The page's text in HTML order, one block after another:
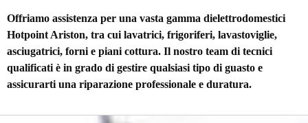
Offriamo assistenza per una vasta gamma dielettrodomestici
Hotpoint Ariston, tra cui lavatrici, frigoriferi, lavastoviglie,
asciugatrici, forni e piani cottura. Il nostro team di tecnici
qualificati è in grado di gestire qualsiasi tipo di guasto e
assicurarti una riparazione professionale e duratura.